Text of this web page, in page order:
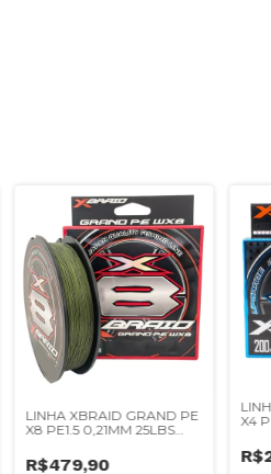
LINHA XBRAID GRAND PE
X8 PE1.5 0,21MM 25LBS
R$479,90
X4